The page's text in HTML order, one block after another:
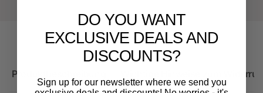
Produktbeschreibung Wichtige Hinweise zum
DO YOU WANT
EXCLUSIVE DEALS AND
DISCOUNTS?
Sign up for our newsletter where we send you